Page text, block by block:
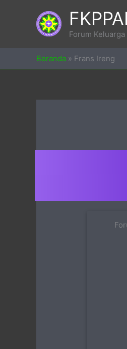
FKPPAI
Forum
Beranda » Frans Ireng